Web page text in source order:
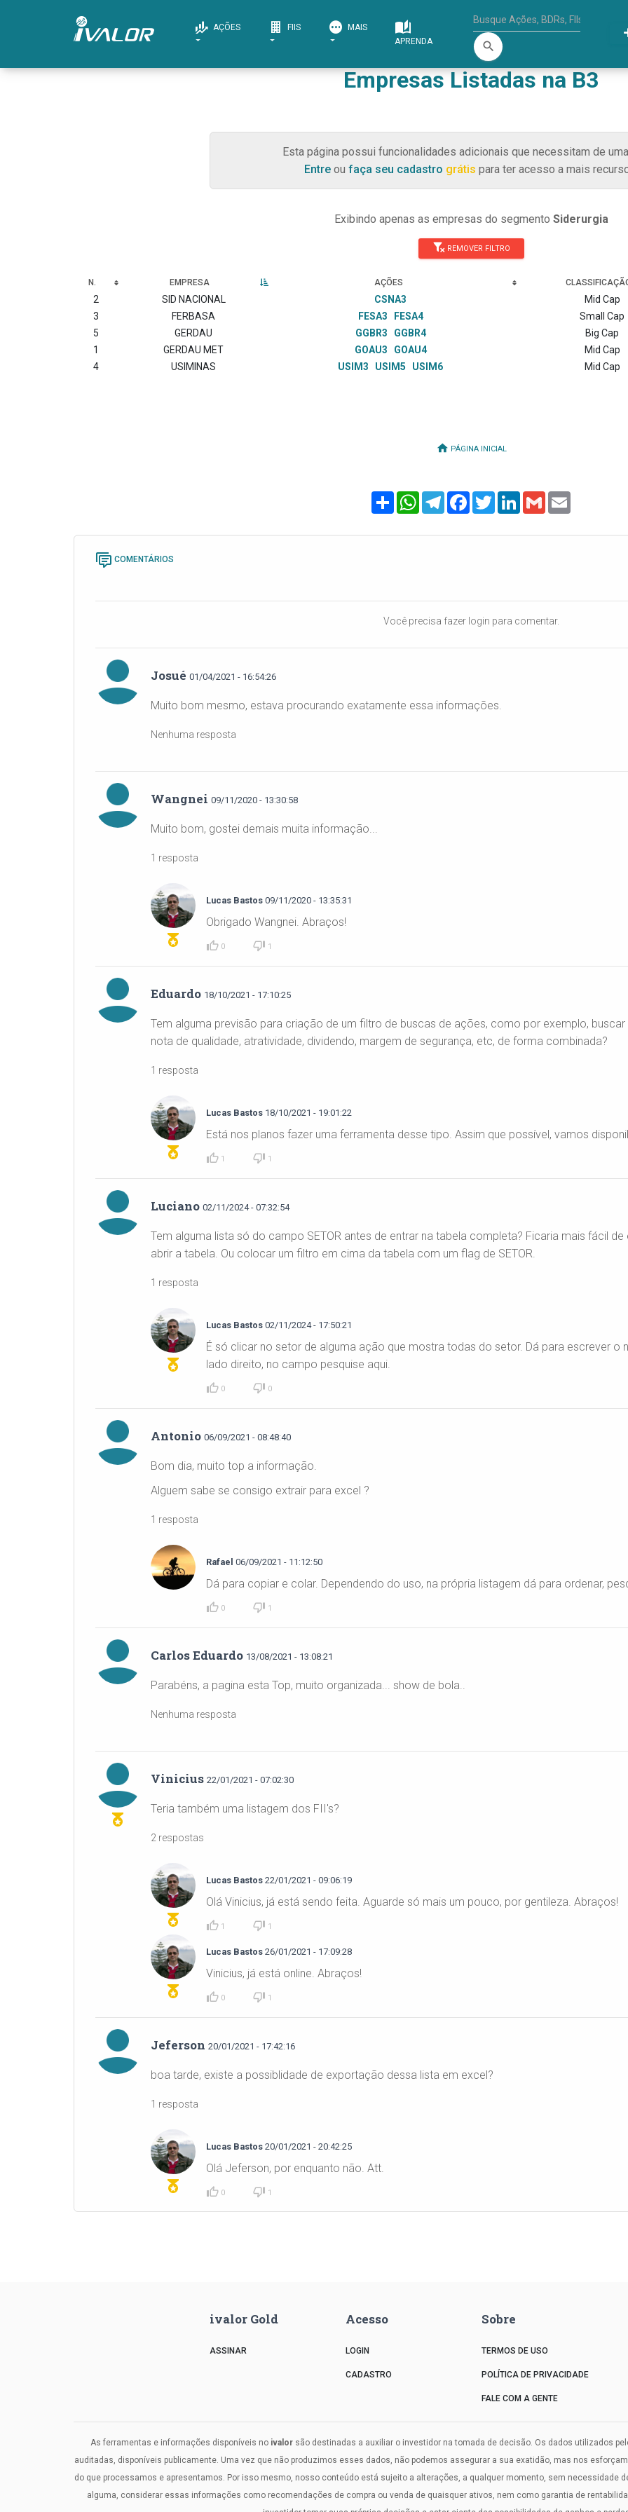
AÇÕES FIIS
MAIS
APRENDA
search
Empresas Listadas na B3
Esta página possui funcionalidades adicionais que necessitam de
Entreou faça seu cadastro grátis para ter acesso a mais
Exibindo apenas as empresas do segmento Siderurgia
REMOVER FILTRO
N. EMPRESA AÇÕES
2 SID NACIONAL CSNA3 Mid Cap
3
FERBASA FESA3 FESA4 Small Cap
5
GERDAU GGBR3 GGBR4 Big Cap
1
GERDAU MET GOAU3 GOAU4 Mid Cap
4
USIMINAS USIM3 USIM5 USIM6 Mid Cap
PÁGINA INICIAL
ShareWhatsAppTelegramFacebook
TwitterLinkedInGmail
COMENTÁRIOS
Você precisa fazer login para comentar.
Josué 01/04/2021 - 16:54:26
Muito bom mesmo, estava procurando exatamente essa informações.
Nenhuma resposta
Wangnei 09/11/2020 - 13:30:58
Muito bom, gostei demais muita informação...
1 resposta
Lucas Bastos 09/11/2020 - 13:35:31
Obrigado Wangnei. Abraços!
0 1
Eduardo 18/10/2021 - 17:10:25
Tem alguma previsão para criação de um filtro de buscas de ações, como por exemplo,
nota de qualidade, atratividade, dividendo, margem de segurança, etc, de forma combinada?
1 resposta
Lucas Bastos 18/10/2021 - 19:01:22
Está nos planos fazer uma ferramenta desse tipo. Assim que possível, vamos
1 1
Luciano 02/11/2024 - 07:32:54
Tem alguma lista só do campo SETOR antes de entrar na tabela completa? Ficaria mais fácil
abrir a tabela. Ou colocar um filtro em cima da tabela com um flag de SETOR.
1 resposta
Lucas Bastos 02/11/2024 - 17:50:21
É só clicar no setor de alguma ação que mostra todas do setor. Dá para escrever
lado direito, no campo pesquise aqui.
0 0
Antonio 06/09/2021 - 08:48:40
Bom dia, muito top a informação.
Alguem sabe se consigo extrair para excel ?
1 resposta
Rafael 06/09/2021 - 11:12:50
Dá para copiar e colar. Dependendo do uso, na própria listagem dá para ordenar,
0 1
Carlos Eduardo 13/08/2021 - 13:08:21
Parabéns, a pagina esta Top, muito organizada... show de bola..
Nenhuma resposta
Vinicius 22/01/2021 - 07:02:30
Teria também uma listagem dos FII's?
2 respostas
Lucas Bastos 22/01/2021 - 09:06:19
Olá Vinicius, já está sendo feita. Aguarde só mais um pouco, por gentileza. Abraços!
1 1
Lucas Bastos 26/01/2021 - 17:09:28
Vinicius, já está online. Abraços!
0 1
Jeferson 20/01/2021 - 17:42:16
boa tarde, existe a possiblidade de exportação dessa lista em excel?
1 resposta
Lucas Bastos 20/01/2021 - 20:42:25
Olá Jeferson, por enquanto não. Att.
0 1
ivalor Gold
ASSINAR
Acesso
LOGIN
CADASTRO
Sobre
TERMOS DE USO
POLÍTICA DE PRIVACIDADE
FALE COM A GENTE
As ferramentas e informações disponíveis no ivalor são destinadas a auxiliar o investidor na tomada de decisão. Os dados utilizados
auditadas, disponíveis publicamente. Uma vez que não produzimos esses dados, não podemos assegurar a sua exatidão, mas nos
do que processamos e apresentamos. Por isso mesmo, nosso conteúdo está sujeito a alterações, a qualquer momento, sem necessidade
alguma, considerar essas informações como recomendações de compra ou venda de quaisquer ativos, nem como garantia de